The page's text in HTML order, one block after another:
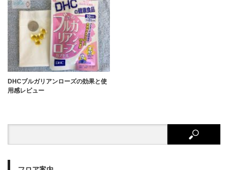
DHCブルガリアンローズの効果と使
用感レビュー